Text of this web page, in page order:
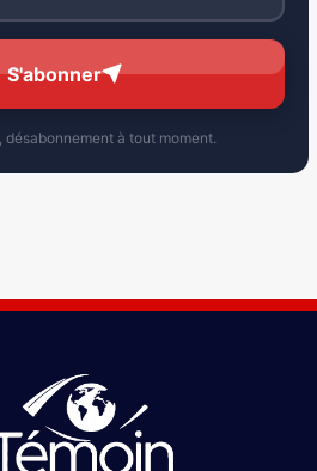
S'abonner
désabonnement à tout moment.